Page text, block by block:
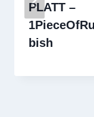
PLATT –
bish